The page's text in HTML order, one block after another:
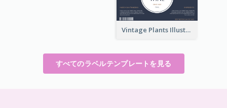
Vintage Plants Illustration Wine Label
すべてのラベルテンプレートを見る